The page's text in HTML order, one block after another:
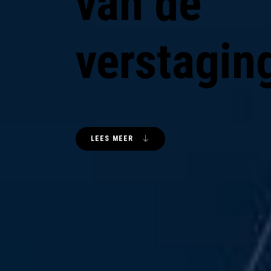
LEES MEER